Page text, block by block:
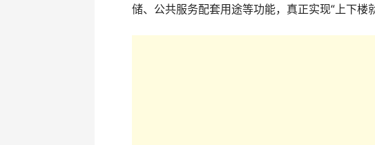
储、公共服务配套用途等功能，真正实现“上下楼